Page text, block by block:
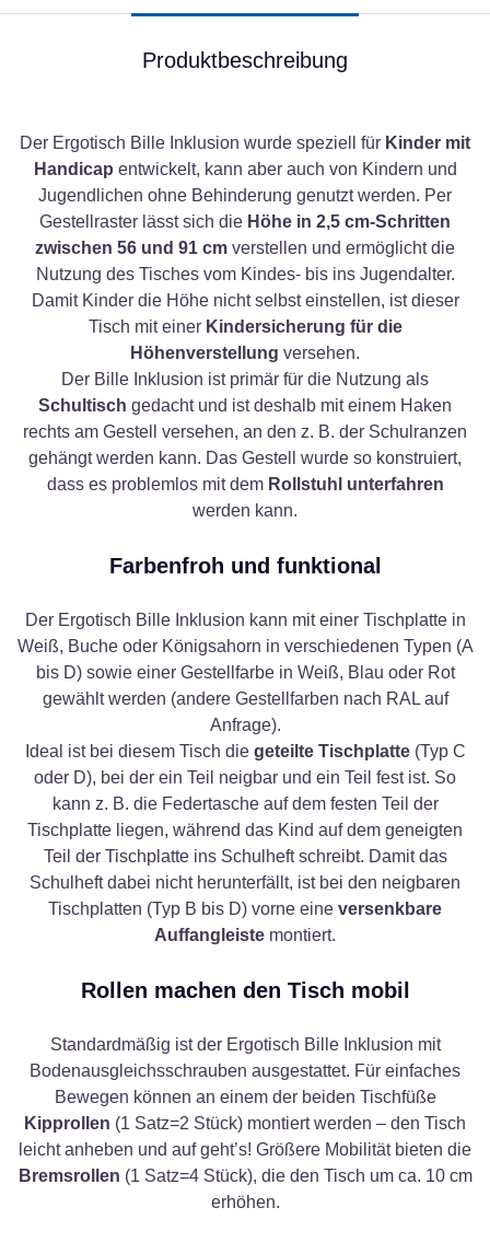
Produktbeschreibung
Der Ergotisch Bille Inklusion wurde speziell für Kinder mit
Handicap entwickelt, kann aber auch von Kindern und
Jugendlichen ohne Behinderung genutzt werden. Per
Gestellraster lässt sich die Höhe in 2,5 cm-Schritten
zwischen 56 und 91 cm verstellen und ermöglicht die
Nutzung des Tisches vom Kindes- bis ins Jugendalter.
Damit Kinder die Höhe nicht selbst einstellen, ist dieser
Tisch mit einer Kindersicherung für die
Höhenverstellung versehen.
Der Bille Inklusion ist primär für die Nutzung als
Schultisch gedacht und ist deshalb mit einem Haken
rechts am Gestell versehen, an den z. B. der Schulranzen
gehängt werden kann. Das Gestell wurde so konstruiert,
dass es problemlos mit dem Rollstuhl unterfahren
werden kann.
Farbenfroh und funktional
Der Ergotisch Bille Inklusion kann mit einer Tischplatte in
Weiß, Buche oder Königsahorn in verschiedenen Typen (A
bis D) sowie einer Gestellfarbe in Weiß, Blau oder Rot
gewählt werden (andere Gestellfarben nach RAL auf
Anfrage).
Ideal ist bei diesem Tisch die geteilte Tischplatte(Typ C
oder D), bei der ein Teil neigbar und ein Teil fest ist. So
kann z. B. die Federtasche auf dem festen Teil der
Tischplatte liegen, während das Kind auf dem geneigten
Teil der Tischplatte ins Schulheft schreibt. Damit das
Schulheft dabei nicht herunterfällt, ist bei den neigbaren
Tischplatten (Typ B bis D) vorne eine versenkbare
Auffangleiste montiert.
Rollen machen den Tisch mobil
Standardmäßig ist der Ergotisch Bille Inklusion mit
Bodenausgleichsschrauben ausgestattet. Für einfaches
Bewegen können an einem der beiden Tischfüße
Kipprollen (1 Satz=2 Stück) montiert werden – den Tisch
leicht anheben und auf geht’s! Größere Mobilität bieten die
Bremsrollen (1 Satz=4 Stück), die den Tisch um ca. 10 cm
erhöhen.